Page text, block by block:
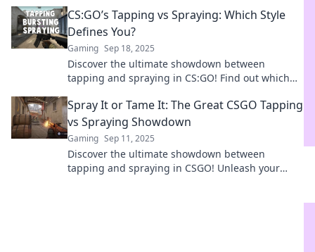
reigns supreme!
CS:GO’s Tapping vs Spraying: Which Style
Defines You?
Gaming Sep 18, 2025
Discover the ultimate showdown between
tapping and spraying in CS:GO! Find out which
dominate your competition!
Spray It or Tame It: The Great CSGO Tapping
vs Spraying Showdown
Gaming Sep 11, 2025
Discover the ultimate showdown between
tapping and spraying in CSGO! Unleash your